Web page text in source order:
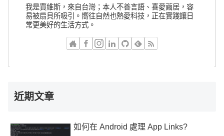
我是賈維斯，來自台灣；本人不善言語、喜愛繭居，容
易被扇貝所吸引。嚮往自然也熱愛科技，正在實踐讓日
常更美好的生活方式。
近期文章
如何在 Android 處理 App Links?